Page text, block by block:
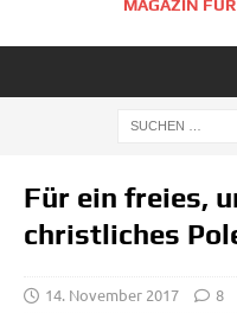
MAGAZIN
Für ein freies,
christliches
14. November 2017 8